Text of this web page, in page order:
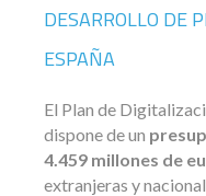
DESARROLLO DE
ESPAÑA
El Plan de
dispone de un
4.459 millones de
extranjeras y